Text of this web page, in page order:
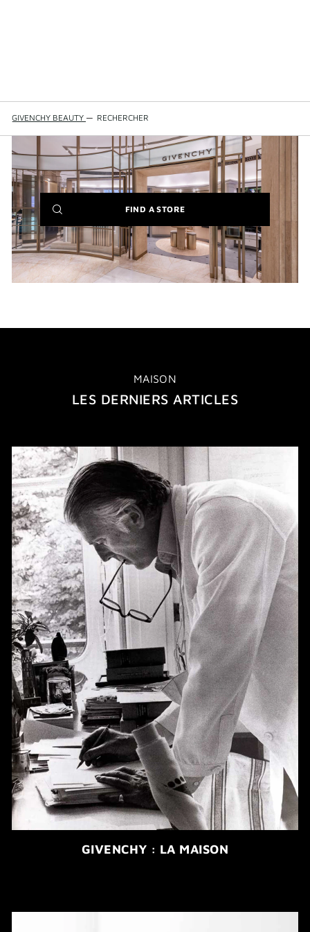
GIVENCHY BEAUTY — RECHERCHER
FIND A STORE(NEW
WINDOW)
MAISON
LES DERNIERS ARTICLES
GIVENCHY : LA MAISON